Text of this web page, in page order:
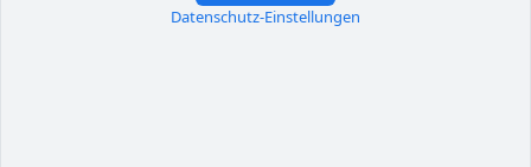
Datenschutz-Einstellungen